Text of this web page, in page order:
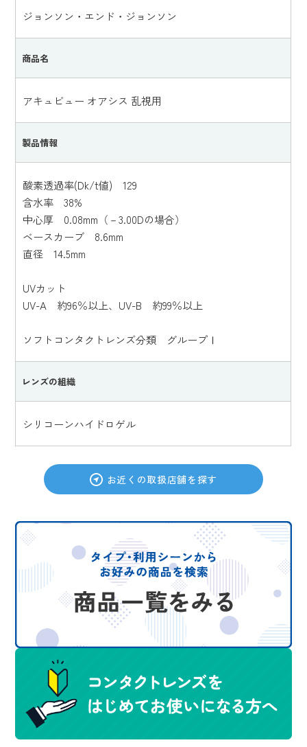
ジョンソン・エンド・ジョンソン
商品名
アキュビュー オアシス 乱視用
製品情報
酸素透過率(Dk/t値) 129
含水率 38%
中心厚 0.08mm（－3.00Dの場合）
ベースカーブ 8.6mm
直径 14.5mm
UVカット
UV-A 約96％以上、UV-B 約99％以上
ソフトコンタクトレンズ分類 グループⅠ
レンズの組織
シリコーンハイドロゲル
お近くの取扱店舗を探す